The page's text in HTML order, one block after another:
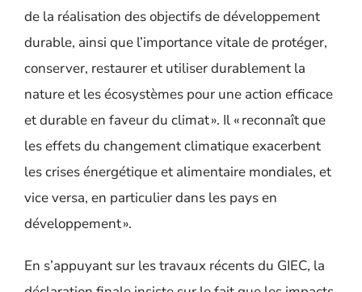
de la réalisation des objectifs de développement
durable, ainsi que l’importance vitale de protéger,
conserver, restaurer et utiliser durablement la
nature et les écosystèmes pour une action efficace
et durable en faveur du climat ». Il « reconnaît que
les effets du changement climatique exacerbent
les crises énergétique et alimentaire mondiales, et
vice versa, en particulier dans les pays en
développement ».
En s’appuyant sur les travaux récents du GIEC, la